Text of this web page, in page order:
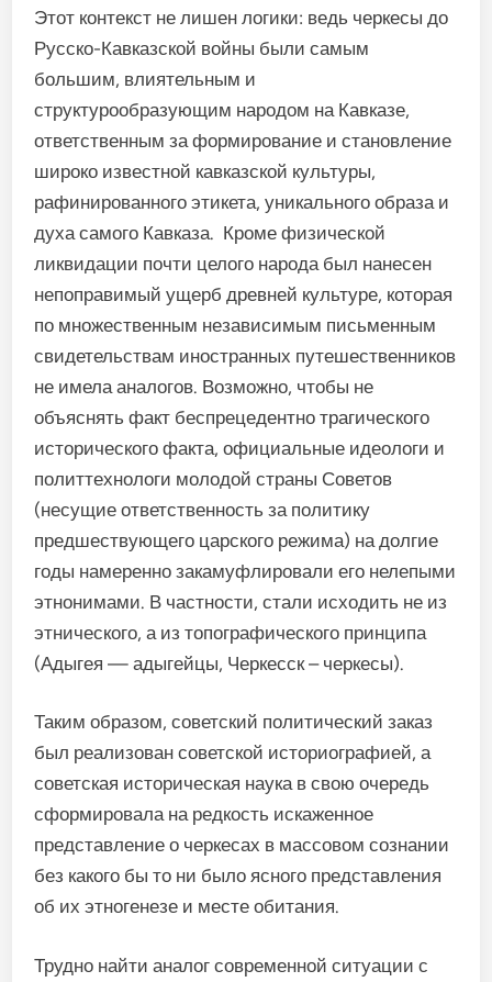
Этот контекст не лишен логики: ведь черкесы до
Русско-Кавказской войны были самым
большим, влиятельным и
структурообразующим народом на Кавказе,
ответственным за формирование и становление
широко известной кавказской культуры,
рафинированного этикета, уникального образа и
духа самого Кавказа. Кроме физической
ликвидации почти целого народа был нанесен
непоправимый ущерб древней культуре, которая
по множественным независимым письменным
свидетельствам иностранных путешественников
не имела аналогов. Возможно, чтобы не
объяснять факт беспрецедентно трагического
исторического факта, официальные идеологи и
политтехнологи молодой страны Советов
(несущие ответственность за политику
предшествующего царского режима) на долгие
годы намеренно закамуфлировали его нелепыми
этнонимами. В частности, стали исходить не из
этнического, а из топографического принципа
(Адыгея — адыгейцы, Черкесск – черкесы).
Таким образом, советский политический заказ
был реализован советской историографией, а
советская историческая наука в свою очередь
сформировала на редкость искаженное
представление о черкесах в массовом сознании
без какого бы то ни было ясного представления
об их этногенезе и месте обитания.
Трудно найти аналог современной ситуации с